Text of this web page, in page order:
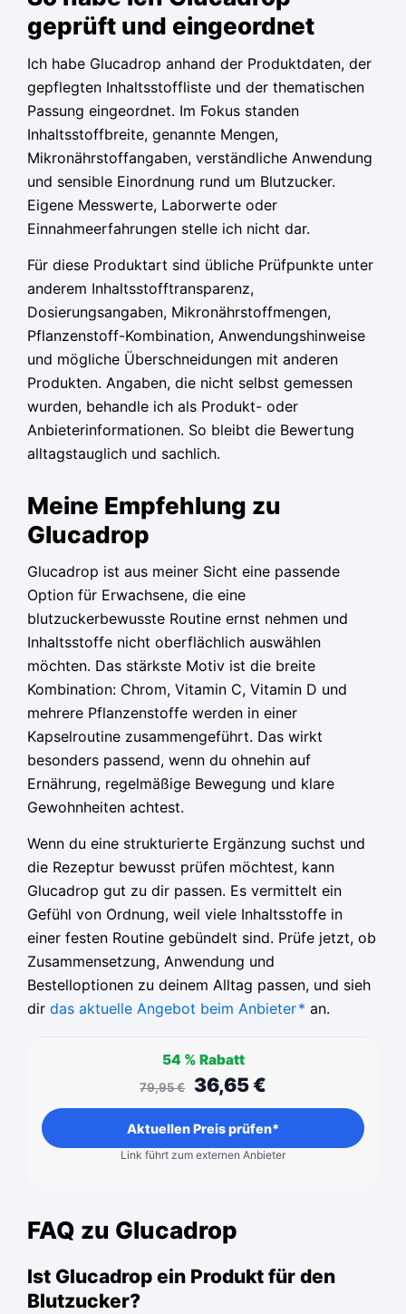
geprüft und eingeordnet
Ich habe Glucadrop anhand der Produktdaten, der
gepflegten Inhaltsstoffliste und der thematischen
Passung eingeordnet. Im Fokus standen
Inhaltsstoffbreite, genannte Mengen,
Mikronährstoffangaben, verständliche Anwendung
und sensible Einordnung rund um Blutzucker.
Eigene Messwerte, Laborwerte oder
Einnahmeerfahrungen stelle ich nicht dar.
Für diese Produktart sind übliche Prüfpunkte unter
anderem Inhaltsstofftransparenz,
Dosierungsangaben, Mikronährstoffmengen,
Pflanzenstoff-Kombination, Anwendungshinweise
und mögliche Überschneidungen mit anderen
Produkten. Angaben, die nicht selbst gemessen
wurden, behandle ich als Produkt- oder
Anbieterinformationen. So bleibt die Bewertung
alltagstauglich und sachlich.
Meine Empfehlung zu
Glucadrop
Glucadrop ist aus meiner Sicht eine passende
Option für Erwachsene, die eine
blutzuckerbewusste Routine ernst nehmen und
Inhaltsstoffe nicht oberflächlich auswählen
möchten. Das stärkste Motiv ist die breite
Kombination: Chrom, Vitamin C, Vitamin D und
mehrere Pflanzenstoffe werden in einer
Kapselroutine zusammengeführt. Das wirkt
besonders passend, wenn du ohnehin auf
Ernährung, regelmäßige Bewegung und klare
Gewohnheiten achtest.
Wenn du eine strukturierte Ergänzung suchst und
die Rezeptur bewusst prüfen möchtest, kann
Glucadrop gut zu dir passen. Es vermittelt ein
Gefühl von Ordnung, weil viele Inhaltsstoffe in
einer festen Routine gebündelt sind. Prüfe jetzt, ob
Zusammensetzung, Anwendung und
Bestelloptionen zu deinem Alltag passen, und sieh
dir das aktuelle Angebot beim Anbieter* an.
54 % Rabatt
79,95€ 36,65€
Aktuellen Preis prüfen*
Link führt zum externen Anbieter
FAQ zu Glucadrop
Ist Glucadrop ein Produkt für den
Blutzucker?